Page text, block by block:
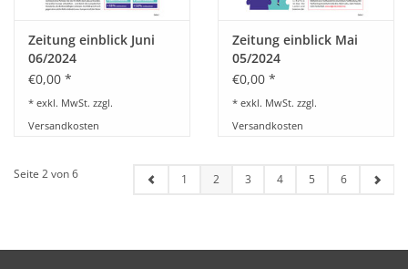
Zeitung einblick Juni
06/2024
€0,00 *
* exkl. MwSt. zzgl.
Versandkosten
Zeitung einblick Mai
05/2024
€0,00 *
* exkl. MwSt. zzgl.
Versandkosten
Seite 2 von 6 1 2 3 4 5 6